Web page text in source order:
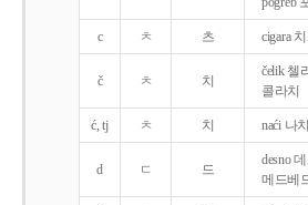
c ㅊ 츠 cigara
č ㅊ 치
čelik 첼
콜라치
ć, tj ㅊ 치 naći 나
d ㄷ 드
desno
메드베